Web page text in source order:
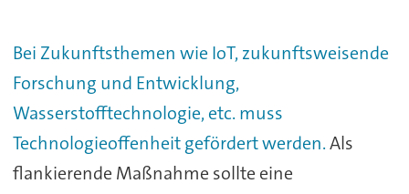
Bei Zukunftsthemen wie IoT, zukunftsweisende
Forschung und Entwicklung,
Wasserstofftechnologie, etc. muss
Technologieoffenheit gefördert werden.Als
flankierende Maßnahme sollte eine